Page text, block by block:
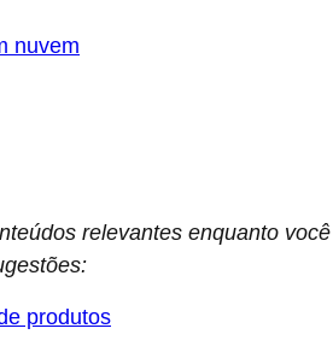
nuvem
relevantes enquanto você
produtos